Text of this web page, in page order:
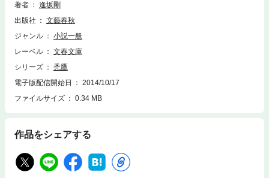
著者
逢坂剛
出版社
文藝春秋
ジャンル
小説一般
レーベル
文春文庫
シリーズ
禿鷹
電子版配信開始日
2014/10/17
ファイルサイズ
0.34 MB
作品をシェアする